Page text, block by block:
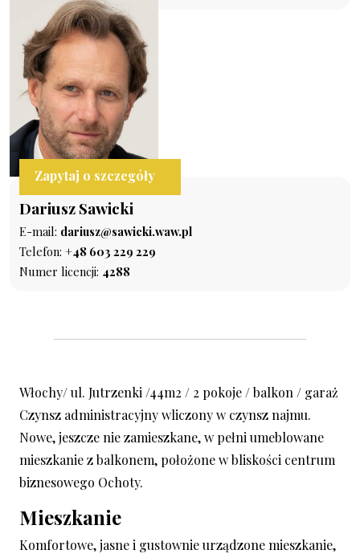
Dariusz Sawicki
E-mail: dariusz@sawicki.waw.pl
Telefon: +48 603 229 229
Numer licencji: 4288
Zapytaj o szczegóły
Włochy/ ul. Jutrzenki /44m2 / 2 pokoje / balkon / garaż
Czynsz administracyjny wliczony w czynsz najmu.
Nowe, jeszcze nie zamieszkane, w pełni umeblowane
mieszkanie z balkonem, położone w bliskości centrum
biznesowego Ochoty.
mieszkanie
Komfortowe, jasne i gustownie urządzone mieszkanie,